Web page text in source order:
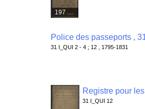
197 médias
Police des passeports ,
31 I_QUI 2 - 4 ; 12 , 1795-1831
Registre pour
31 I_QUI 12